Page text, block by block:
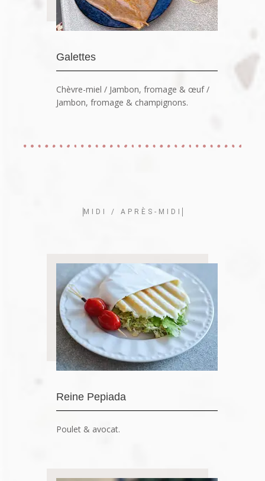
Galettes
Chèvre-miel / Jambon, fromage & œuf /
Jambon, fromage & champignons.
MIDI / APRÈS-MIDI
Reine Pepiada
Poulet & avocat.